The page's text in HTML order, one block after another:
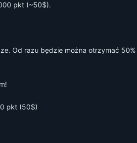
pkt (~50$).
Od razu będzie można otrzymać
pkt (50$)